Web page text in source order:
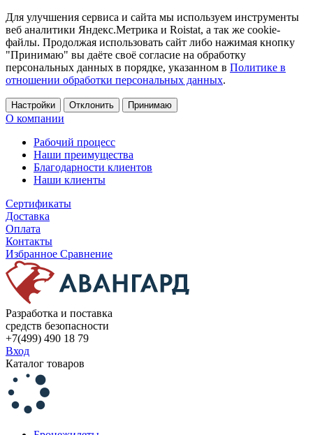
Для улучшения сервиса и сайта мы используем инструменты
веб аналитики Яндекс.Метрика и Roistat, а так же cookie-
файлы. Продолжая использовать сайт либо нажимая кнопку
"Принимаю" вы даёте своё согласие на обработку
персональных данных в порядке, указанном в Политике в
отношении обработки персональных данных.
Настройки Отклонить Принимаю
О компании
Рабочий процесс
Наши преимущества
Благодарности клиентов
Наши клиенты
Сертификаты
Доставка
Оплата
Контакты
Избранное Сравнение
Разработка и поставка
средств безопасности
+7(499) 490 18 79
Вход
Каталог товаров